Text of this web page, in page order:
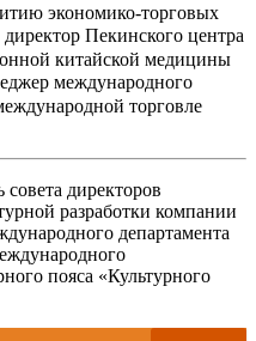
экономико-торговых
Пекинского центра
китайской медицины
международного
торговле
совета директоров
разработки компании
департамента
пояса «Культурного